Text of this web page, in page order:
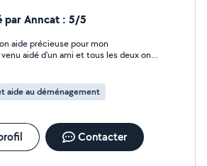
par Anncat : 5/5
aide précieuse pour mon
aidé d'un ami et tous les deux ont
fermés !
aide au déménagement
Contacter